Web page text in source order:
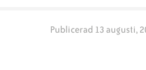
Publicerad 13 augusti,